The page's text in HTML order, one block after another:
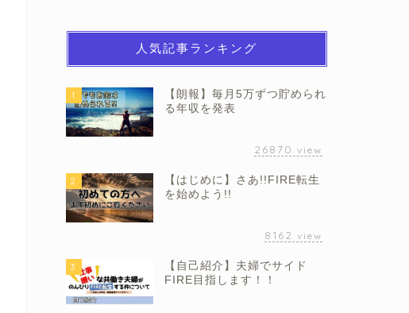
人気記事ランキング
1
【朗報】毎月5万ずつ貯められ
る年収を発表
26870 view
2
【はじめに】さあ!!FIRE転生
を始めよう!!
8162 view
3
【自己紹介】夫婦でサイド
FIRE目指します！！